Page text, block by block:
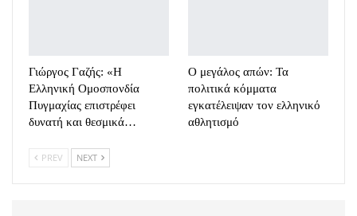
Γιώργος Γαζής: «Η
Ελληνική Ομοσπονδία
Πυγμαχίας επιστρέφει
δυνατή και θεσμικά…
Ο μεγάλος απών: Τα
πολιτικά κόμματα
εγκατέλειψαν τον ελληνικό
αθλητισμό
PREV NEXT